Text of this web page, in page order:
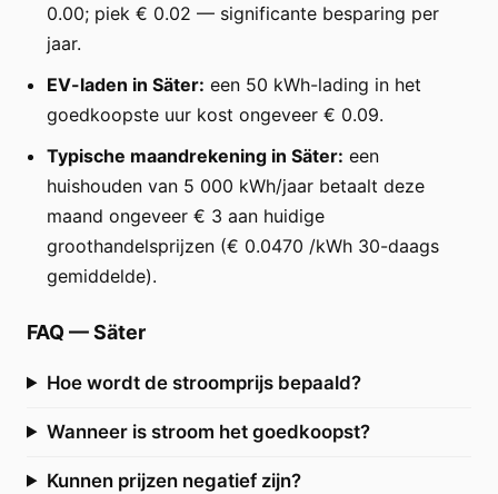
0.00; piek € 0.02 — significante besparing per
jaar.
EV-laden in Säter: een 50 kWh-lading in het
goedkoopste uur kost ongeveer € 0.09.
Typische maandrekening in Säter: een
huishouden van 5 000 kWh/jaar betaalt deze
maand ongeveer € 3 aan huidige
groothandelsprijzen (€ 0.0470 /kWh 30-daags
gemiddelde).
FAQ —Säter
Hoe wordt de stroomprijs bepaald?
Wanneer is stroom het goedkoopst?
Kunnen prijzen negatief zijn?